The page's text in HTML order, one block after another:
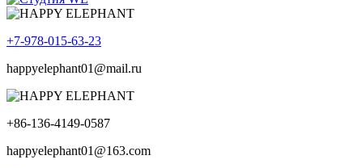
+7-978-015-63-23
happyelephant01@mail.ru
+86-136-4149-0587
happyelephant01@163.com